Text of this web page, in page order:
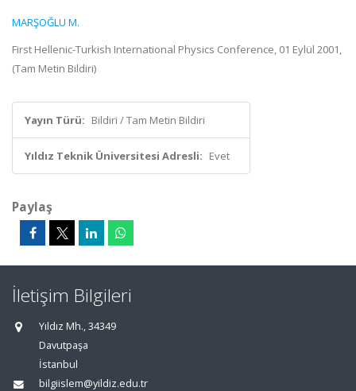
MARŞOĞLU M.
First Hellenic-Turkish International Physics Conference, 01 Eylül 2001,
(Tam Metin Bildiri)
Yayın Türü: Bildiri / Tam Metin Bildiri
Yıldız Teknik Üniversitesi Adresli: Evet
Paylaş
İletişim Bilgileri
Yıldız Mh., 34349
Davutpaşa
İstanbul
bilgiislem@yildiz.edu.tr